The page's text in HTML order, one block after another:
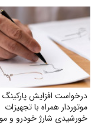
درخواست افزایش پارکینگ
موتوردار همراه با تجهیزات
خورشیدی شارژ خودرو و